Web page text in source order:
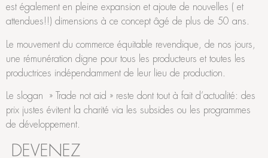
est également en pleine expansion et ajoute de nouvelles ( et
attendues!!) dimensions à ce concept âgé de plus de 50 ans.
Le mouvement du commerce équitable revendique, de nos jours,
une rémunération digne pour tous les producteurs et toutes les
productrices indépendamment de leur lieu de production.
Le slogan » Trade not aid » reste dont tout à fait d’actualité: des
prix justes évitent la charité via les subsides ou les programmes
de développement.
DEVENEZ